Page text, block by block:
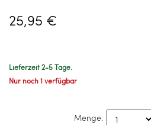
25,95 €
Lieferzeit 2-5 Tage.
Nur noch 1 verfügbar
Menge: